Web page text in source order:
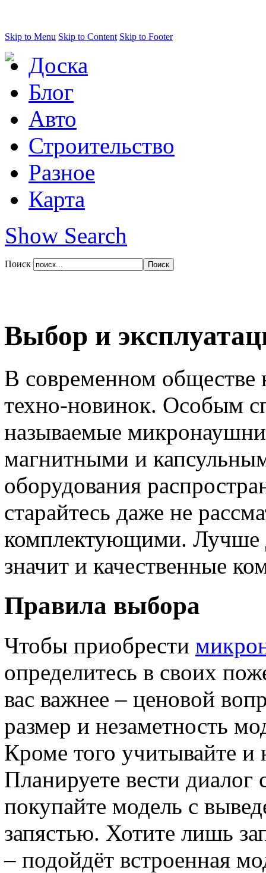
Skip to Menu Skip to Content Skip to Footer
Доска
Блог
Авто
Строительство
Разное
Карта
Show Search
Поиск
Выбор и
В современном обществе
техно-новинок. Особым
называемые
магнитными и
оборудования
старайтесь даже не
комплектующими. Лучше
значит и качественные
Правила выбора
Чтобы приобрести
определитесь в своих
вас важнее – ценовой
размер и незаметность
Кроме того учитывайте и
Планируете вести
покупайте модель с
запястью. Хотите лишь
– подойдёт встроенная